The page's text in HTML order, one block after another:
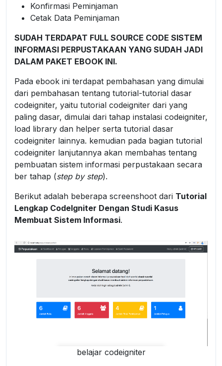
Konfirmasi Peminjaman
Cetak Data Peminjaman
SUDAH TERDAPAT FULL SOURCE CODE SISTEM
INFORMASI PERPUSTAKAAN YANG SUDAH JADI
DALAM PAKET EBOOK INI.
Pada ebook ini terdapat pembahasan yang dimulai
dari pembahasan tentang tutorial-tutorial dasar
codeigniter, yaitu tutorial codeigniter dari yang
paling dasar, dimulai dari tahap instalasi codeigniter,
load library dan helper serta tutorial dasar
codeigniter lainnya. kemudian pada bagian tutorial
codeigniter lanjutannya akan membahas tentang
pembuatan sistem informasi perpustakaan secara
ber tahap (step by step).
Berikut adalah beberapa screenshoot dari Tutorial
Lengkap CodeIgniter Dengan Studi Kasus
Membuat Sistem Informasi.
belajar codeigniter